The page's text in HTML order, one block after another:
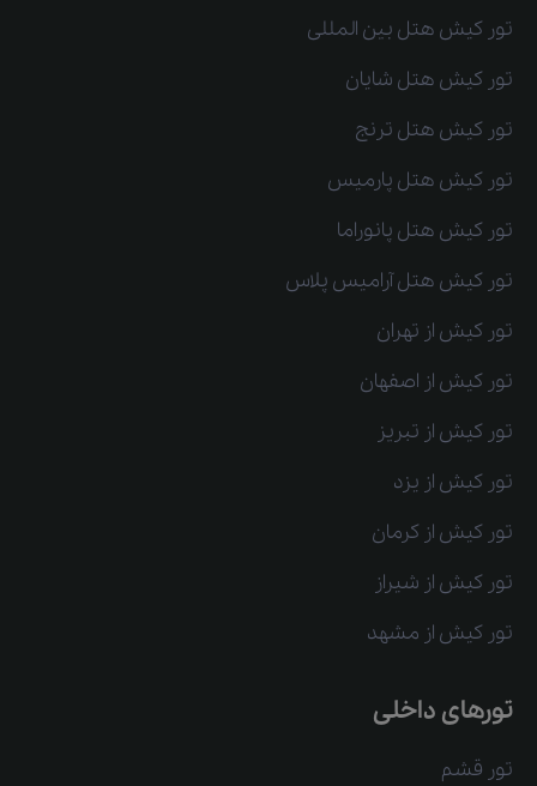
تور کیش هتل بین المللی
تور کیش هتل شایان
تور کیش هتل ترنج
تور کیش هتل پارمیس
تور کیش هتل پانوراما
تور کیش هتل آرامیس پلاس
تور کیش از تهران
تور کیش از اصفهان
تور کیش از تبریز
تور کیش از یزد
تور کیش از کرمان
تور کیش از شیراز
تور کیش از مشهد
تورهای داخلی
تور قشم